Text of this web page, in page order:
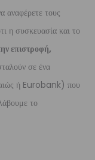
αναφέρετε τους
η συσκευασία και το
επιστροφή,
σε ένα
ή Eurobank) που
το